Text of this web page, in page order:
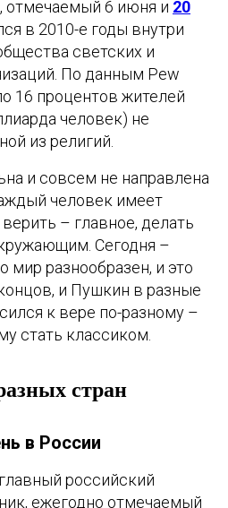
отмечаемый 6 июня и 20
в 2010-е годы внутри
светских и
По данным Pew
16 процентов жителей
человек) не
из религий.
и совсем не направлена
человек имеет
– главное, делать
Сегодня –
мир разнообразен, и это
и Пушкин в разные
к вере по-разному –
стать классиком.
стран
в России
российский
ежегодно отмечаемый